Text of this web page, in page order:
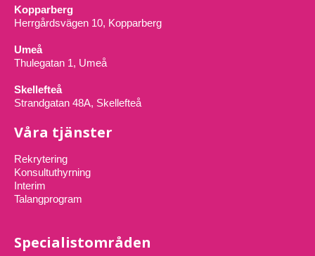
Kopparberg
Herrgårdsvägen 10, Kopparberg
Umeå
Thulegatan 1, Umeå
Skellefteå
Strandgatan 48A, Skellefteå
Våra tjänster
Rekrytering
Konsultuthyrning
Interim
Talangprogram
Specialistområden